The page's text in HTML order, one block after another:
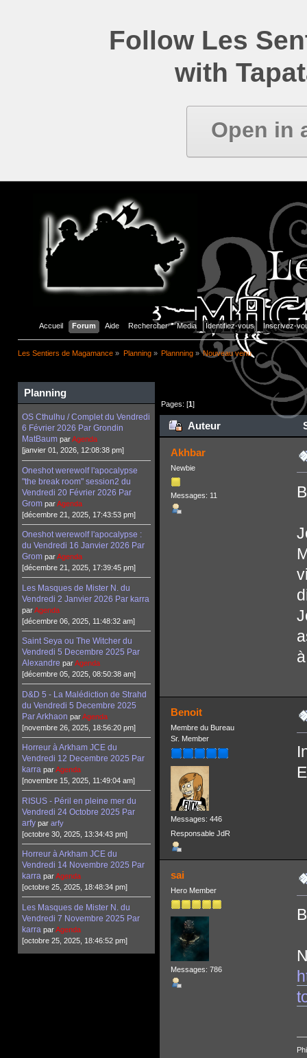
Follow Les
with
Open in
Accueil Forum Aide Rechercher Media Identifiez-vous Inscrivez-
Les Sentiers de Magamance » Planning» Plannning» Nouveau venu
Planning
OS Cthulhu / Complet du Vendredi
6 Février 2026 Par Grondin
MatBaum parAgenda
[janvier 01, 2026, 12:08:38 pm]
Oneshot werewolf l'apocalypse
"the break room" session2 du
Vendredi 20 Février 2026 Par
Grom parAgenda
[décembre 21, 2025, 17:43:53 pm]
Oneshot werewolf l'apocalypse :
du Vendredi 16 Janvier 2026 Par
Grom parAgenda
[décembre 21, 2025, 17:39:45 pm]
Les Masques de Mister N. du
Vendredi 2 Janvier 2026 Par karra
parAgenda
[décembre 06, 2025, 11:48:32 am]
Saint Seya ou The Witcher du
Vendredi 5 Decembre 2025 Par
Alexandre parAgenda
[décembre 05, 2025, 08:50:38 am]
D&D 5 - La Malédiction de Strahd
du Vendredi 5 Decembre 2025
Par Arkhaon parAgenda
[novembre 26, 2025, 18:56:20 pm]
Horreur à Arkham JCE du
Vendredi 12 Decembre 2025 Par
karra parAgenda
[novembre 15, 2025, 11:49:04 am]
RISUS - Péril en pleine mer du
Vendredi 24 Octobre 2025 Par
arfy pararfy
[octobre 30, 2025, 13:34:43 pm]
Horreur à Arkham JCE du
Vendredi 14 Novembre 2025 Par
karra parAgenda
[octobre 25, 2025, 18:48:34 pm]
Les Masques de Mister N. du
Vendredi 7 Novembre 2025 Par
karra parAgenda
[octobre 25, 2025, 18:46:52 pm]
Pages: [1]
Auteur
Akhbar
Newbie
Messages: 11
Benoit
Membre du Bureau
Sr. Member
Messages: 446
Responsable JdR
sai
Hero Member
Messages: 786